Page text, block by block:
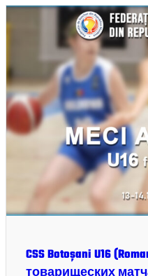
CSS Botoșani U16